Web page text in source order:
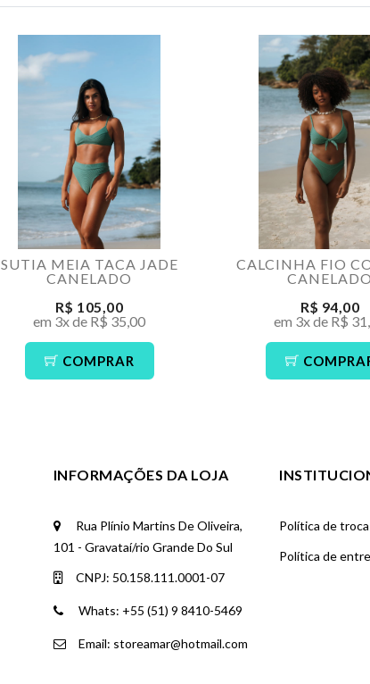
SUTIA MEIA TACA JADE
CANELADO
R$ 105,00
em 3x de R$ 35,00
COMPRAR
CALCINHA FIO
CANELADO
R$ 94,00
em 3x de R$
INFORMAÇÕES DA LOJA
Rua Plínio Martins De Oliveira,
101 - Gravataí/rio Grande Do Sul
CNPJ: 50.158.111.0001-07
Whats: +55 (51) 9 8410-5469
Email: storeamar@hotmail.com
Política de
Política de